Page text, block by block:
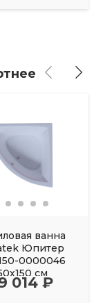
ванна
Юпитер
0000046
см
014 ₽